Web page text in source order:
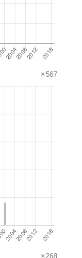
×567
×268